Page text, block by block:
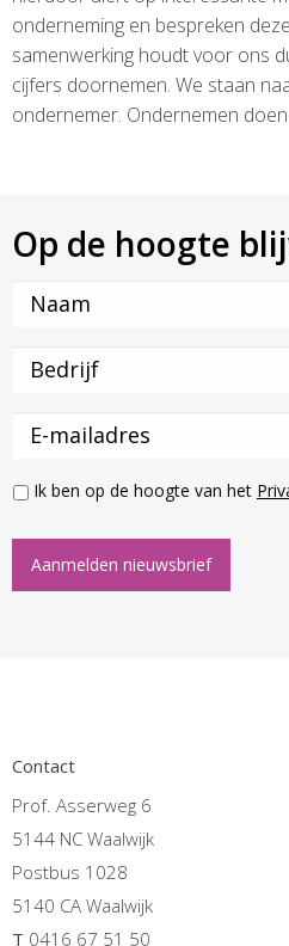
onderneming en bespreken
samenwerking houdt voor ons
cijfers doornemen. We staan
ondernemer. Ondernemen
Op de hoogte
Ik ben op de hoogte van het
Aanmelden nieuwsbrief
Contact
Prof. Asserweg 6
5144 NC Waalwijk
Postbus 1028
5140 CA Waalwijk
T 0416 67 51 50